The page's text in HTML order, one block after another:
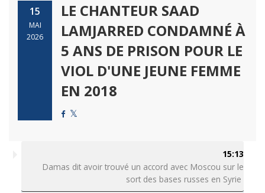
15
MAI
2026
LE CHANTEUR SAAD
LAMJARRED CONDAMNÉ À
5 ANS DE PRISON POUR LE
VIOL D'UNE JEUNE FEMME
EN 2018
15:13
Damas dit avoir trouvé un accord avec Moscou sur le
sort des bases russes en Syrie